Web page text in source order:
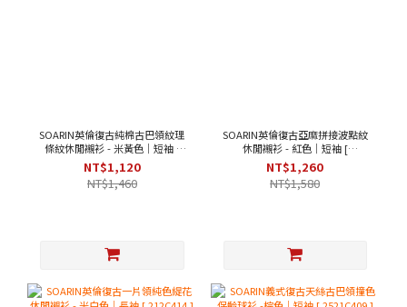
SOARIN英倫復古純棉古巴領紋理
條紋休閒襯衫 - 米黃色｜短袖 [
242TC278 ]
NT$1,120
NT$1,460
SOARIN英倫復古亞麻拼接波點紋
休閒襯衫 - 紅色｜短袖 [
2426C285 ]
NT$1,260
NT$1,580